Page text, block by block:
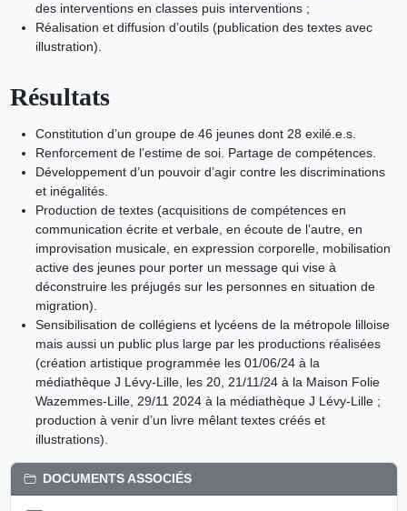
des interventions en classes puis interventions ;
Réalisation et diffusion d’outils (publication des textes avec
illustration).
Résultats
Constitution d’un groupe de 46 jeunes dont 28 exilé.e.s.
Renforcement de l’estime de soi. Partage de compétences.
Développement d’un pouvoir d’agir contre les discriminations
et inégalités.
Production de textes (acquisitions de compétences en
communication écrite et verbale, en écoute de l’autre, en
improvisation musicale, en expression corporelle, mobilisation
active des jeunes pour porter un message qui vise à
déconstruire les préjugés sur les personnes en situation de
migration).
Sensibilisation de collégiens et lycéens de la métropole lilloise
mais aussi un public plus large par les productions réalisées
(création artistique programmée les 01/06/24 à la
médiathèque J Lévy-Lille, les 20, 21/11/24 à la Maison Folie
Wazemmes-Lille, 29/11 2024 à la médiathèque J Lévy-Lille ;
production à venir d’un livre mêlant textes créés et
illustrations).
DOCUMENTS ASSOCIÉS